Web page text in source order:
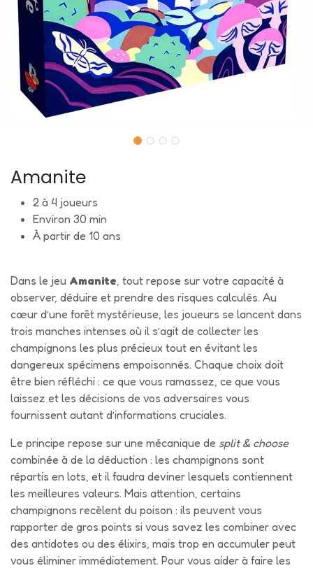
Amanite
2 à 4 joueurs
Environ 30 min
À partir de 10 ans
Dans le jeu Amanite , tout repose sur votre capacité à
observer, déduire et prendre des risques calculés. Au
cœur d’une forêt mystérieuse, les joueurs se lancent dans
trois manches intenses où il s’agit de collecter les
champignons les plus précieux tout en évitant les
dangereux spécimens empoisonnés. Chaque choix doit
être bien réfléchi : ce que vous ramassez, ce que vous
laissez et les décisions de vos adversaires vous
fournissent autant d’informations cruciales.
Le principe repose sur une mécanique de split & choose
combinée à de la déduction : les champignons sont
répartis en lots, et il faudra deviner lesquels contiennent
les meilleures valeurs. Mais attention, certains
champignons recèlent du poison : ils peuvent vous
rapporter de gros points si vous savez les combiner avec
des antidotes ou des élixirs, mais trop en accumuler peut
vous éliminer immédiatement. Pour vous aider à faire les